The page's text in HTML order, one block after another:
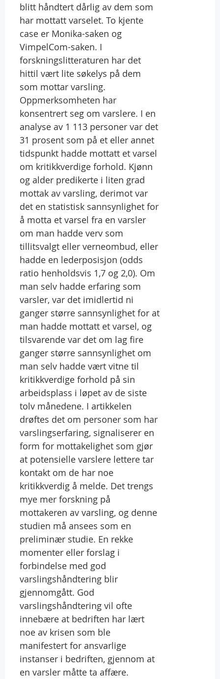
blitt håndtert dårlig av dem som
har mottatt varselet. To kjente
case er Monika-saken og
VimpelCom-saken. I
forskningslitteraturen har det
hittil vært lite søkelys på dem
som mottar varsling.
Oppmerksomheten har
konsentrert seg om varslere. I en
analyse av 1 113 personer var det
31 prosent som på et eller annet
tidspunkt hadde mottatt et varsel
om kritikkverdige forhold. Kjønn
og alder predikerte i liten grad
mottak av varsling, derimot var
det en statistisk sannsynlighet for
å motta et varsel fra en varsler
om man hadde verv som
tillitsvalgt eller verneombud, eller
hadde en lederposisjon (odds
ratio henholdsvis 1,7 og 2,0). Om
man selv hadde erfaring som
varsler, var det imidlertid ni
ganger større sannsynlighet for at
man hadde mottatt et varsel, og
tilsvarende var det om lag fire
ganger større sannsynlighet om
man selv hadde vært vitne til
kritikkverdige forhold på sin
arbeidsplass i løpet av de siste
tolv månedene. I artikkelen
drøftes det om personer som har
varslingserfaring, signaliserer en
form for mottakelighet som gjør
at potensielle varslere lettere tar
kontakt om de har noe
kritikkverdig å melde. Det trengs
mye mer forskning på
mottakeren av varsling, og denne
studien må ansees som en
preliminær studie. En rekke
momenter eller forslag i
forbindelse med god
varslingshåndtering blir
gjennomgått. God
varslingshåndtering vil ofte
innebære at bedriften har lært
noe av krisen som ble
manifestert for ansvarlige
instanser i bedriften, gjennom at
en varsler måtte ta affære.